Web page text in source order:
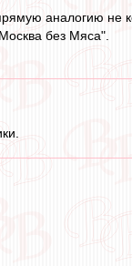
аналогию не
без Мяса".